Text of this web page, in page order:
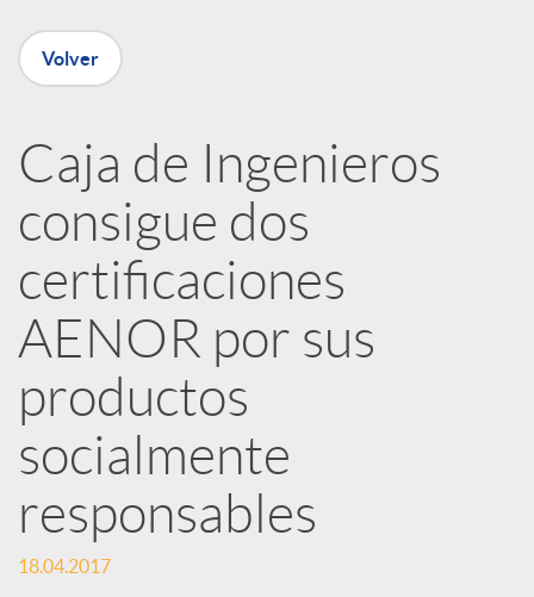
n
e
d
e
s
S
o
Volver
Caja de Ingenieros
consigue dos
certificaciones
AENOR por sus
productos
socialmente
responsables
18.04.2017